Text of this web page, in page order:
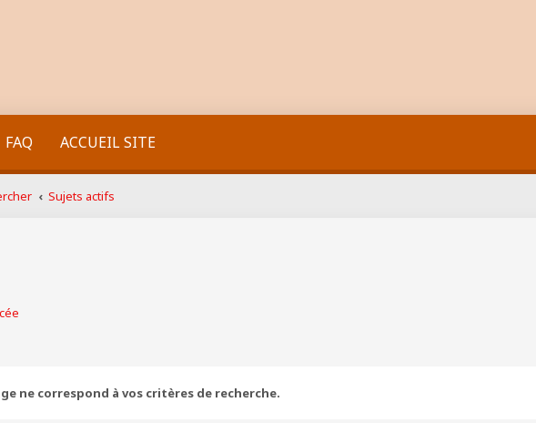
FAQ ACCUEIL SITE
Sujets actifs
ne correspond à vos critères de recherche.